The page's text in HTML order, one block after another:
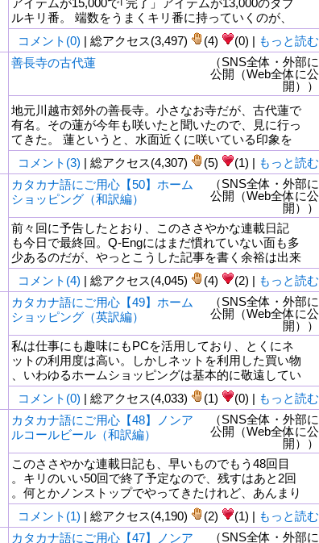
アイテムが15,000で｢完了」アイテムが13,000のダブ
ルキリ番。 端数をうまくキリ番に持っていくのが、
コメント(0) | 総アクセス(3,497) (4) (0) | もっと読む
善長寺の古代蓮
（SNS全体・外部に
公開（Web全体に公
開））
地元川越市郊外の善長寺。小さなお寺だが、古代蓮で
有名。その蓮が今年も咲いたと聞いたので、見に行っ
てきた。 蓮というと、水面近くに咲いている印象を
コメント(3) | 総アクセス(4,307) (5) (1) | もっと読む
カタカナ語にご用心【50】ホーム
ショッピング（和訳編）
（SNS全体・外部に
公開（Web全体に公
開））
前々回に予告したとおり、このささやかな連載日記
も今日で最終回。Q-Engにはまだ慣れていない面も多
少あるのだが、やっとこうした記事を書く余裕は出来
コメント(4) | 総アクセス(4,045) (4) (2) | もっと読む
カタカナ語にご用心【49】ホーム
ショッピング（英訳編）
（SNS全体・外部に
公開（Web全体に公
開））
私は仕事にも趣味にもPCを活用しており、とくにネ
ットの利用度は高い。しかしネットを利用した買い物
、いわゆるホームショッピングは基本的に敬遠してい
コメント(0) | 総アクセス(4,033) (1) (0) | もっと読む
カタカナ語にご用心【48】ノンア
ルコールビール（和訳編）
（SNS全体・外部に
公開（Web全体に公
開））
このささやかな連載日記も、早いものでもう48回目
。キリのいい50回で終了予定なので、残すはあと2回
。何とかノンストップでやってきたけれど、あんまり
コメント(1) | 総アクセス(4,190) (2) (1) | もっと読む
カタカナ語にご用心【47】ノンア
（SNS全体・外部に